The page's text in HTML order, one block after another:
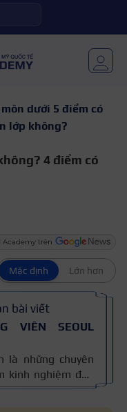
môn dưới 5 điểm có
lớp không?
4 điểm có
Mặc định Lớn hơn
bài viết
VIÊN SEOUL
là những chuyên
kinh nghiệm đào
thức thẩm mỹ